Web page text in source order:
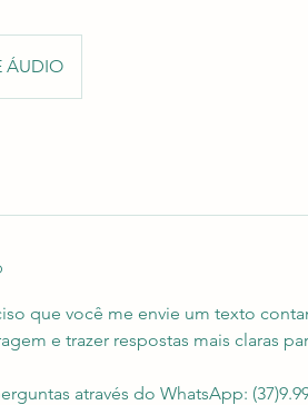
ÁUDIO
que você me envie um texto
e trazer respostas mais claras
através do WhatsApp: